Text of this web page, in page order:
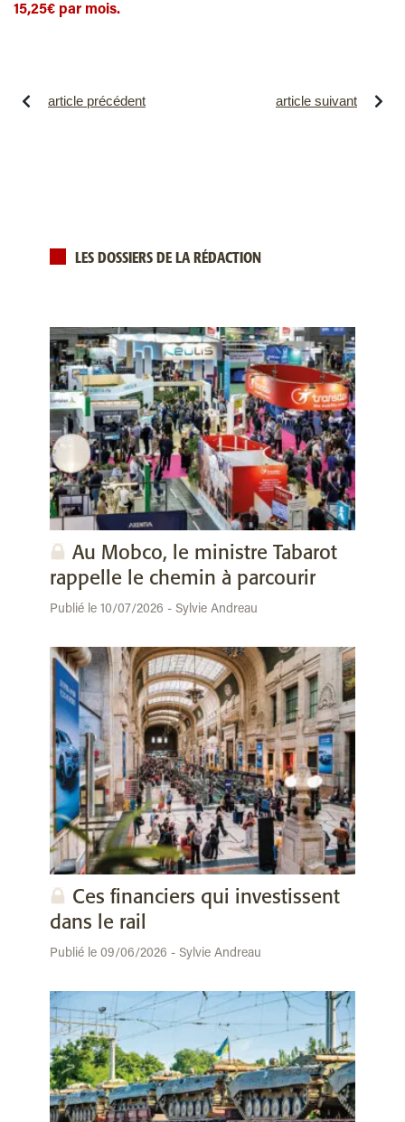
15,25€ par mois.
article précédent article suivant
LES DOSSIERS DE LA RÉDACTION
Au Mobco, le ministre Tabarot
rappelle le chemin à parcourir
Publié le 10/07/2026 - Sylvie Andreau
Ces financiers qui investissent
dans le rail
Publié le 09/06/2026 - Sylvie Andreau